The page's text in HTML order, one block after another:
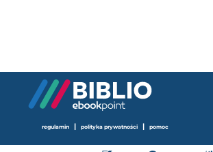
regulamin | polityka prywatności | pomoc